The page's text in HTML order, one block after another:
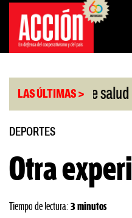
Saltar
contenido
LAS ÚLTIMAS >
de salud |
DEPORTES
Otra
Tiempo de lectura: 3 minutos